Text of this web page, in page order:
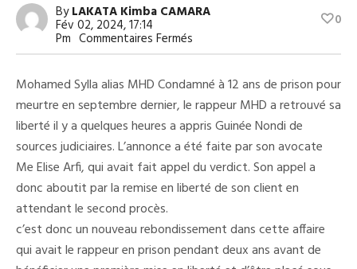
ByLAKATA Kimba CAMARA
Fév 02, 2024, 17:14
Pm Commentaires Fermés
MHD
12
Ans
De
Prison
Pour
Meurtre
A
Été
Remis
Ce
Vendredi
2
0
Mohamed Sylla alias MHD Condamné à 12 ans de prison pour
meurtre en septembre dernier, le rappeur MHD a retrouvé sa
liberté il y a quelques heures a appris Guinée Nondi de
sources judiciaires. L’annonce a été faite par son avocate
Me Elise Arfi, qui avait fait appel du verdict. Son appel a
donc aboutit par la remise en liberté de son client en
attendant le second procès.
c’est donc un nouveau rebondissement dans cette affaire
qui avait le rappeur en prison pendant deux ans avant de